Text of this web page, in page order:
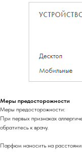
Меры предосторожности
Меры предосторожности:
При первых признаках
обратитесь к врачу.
Парфюм наносить на